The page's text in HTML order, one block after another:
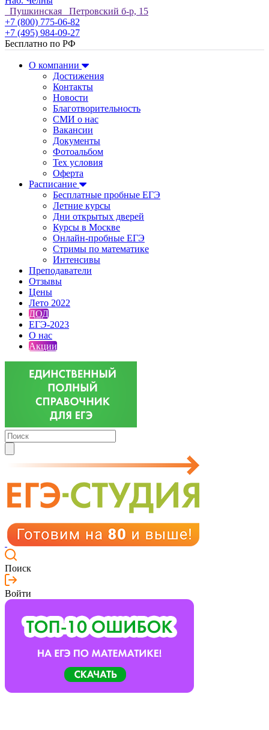
Пушкинская Петровский б-р, 15
+7 (800) 775-06-82
+7 (495) 984-09-27
Бесплатно по РФ
О компании
Достижения
Контакты
Новости
Благотворительность
СМИ о нас
Вакансии
Документы
Фотоальбом
Тех условия
Оферта
Расписание
Бесплатные пробные ЕГЭ
Летние курсы
Дни открытых дверей
Курсы в Москве
Онлайн-пробные ЕГЭ
Стримы по математике
Интенсивы
Преподаватели
Отзывы
Цены
Лето 2022
ДОД
ЕГЭ-2023
О нас
Акции
Поиск
Войти